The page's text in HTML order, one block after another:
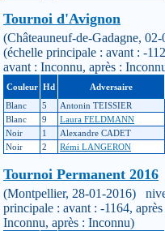
Tournoi d'Avignon
(Châteauneuf-de-Gadagne,
(échelle principale : avant : -
avant : Inconnu, après :
Couleur Hd Adversaire
Blanc
5 Antonin TEISSIER
Blanc
9 Laura FELDMANN
Noir
1 Alexandre CADET
Noir
2 Rémi LANGERON
Tournoi Permanent 2016
(Montpellier, 28-01-2016)
principale : avant : -1164,
Inconnu, après : Inconnu)